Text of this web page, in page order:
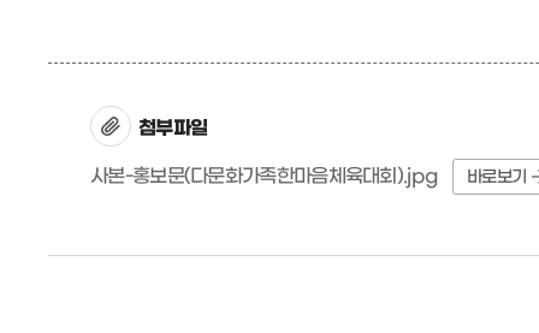
첨부파일
사본-홍보문(다문화가족한마음체육대회).jpg 바로보기